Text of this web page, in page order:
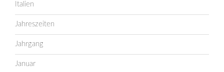
Italien
Jahreszeiten
Jahrgang
Januar